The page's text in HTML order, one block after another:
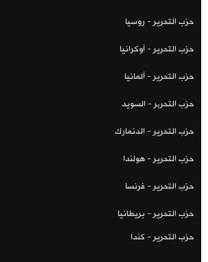
حزب التحرير - روسيا
حزب التحرير - أوكرانيا
حزب التحرير - ألمانيا
حزب التحریر - السويد
حزب التحرير - الدنمارك
حزب التحرير - هولندا
حزب التحرير - فرنسا
حزب التحرير - بريطانيا
حزب التحرير - كندا